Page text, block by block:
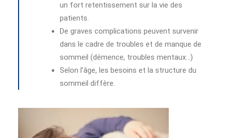
un fort retentissement sur la vie des
patients.
De graves complications peuvent survenir
dans le cadre de troubles et de manque de
sommeil (démence, troubles mentaux…)
Selon l’âge, les besoins et la structure du
sommeil diffère.